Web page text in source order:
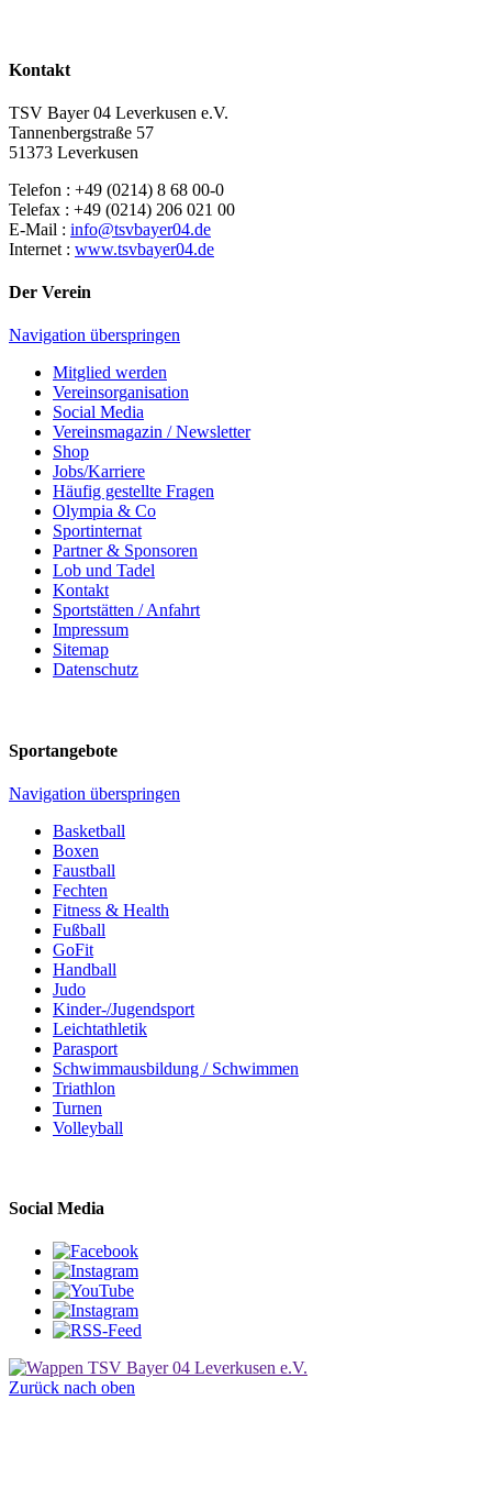
Kontakt
TSV Bayer 04 Leverkusen e.V.
Tannenbergstraße 57
51373 Leverkusen
Telefon : +49 (0214) 8 68 00-0
Telefax : +49 (0214) 206 021 00
E-Mail : info@tsvbayer04.de
Internet : www.tsvbayer04.de
Der Verein
Navigation überspringen
Mitglied werden
Vereinsorganisation
Social Media
Vereinsmagazin / Newsletter
Shop
Jobs/Karriere
Häufig gestellte Fragen
Olympia & Co
Sportinternat
Partner & Sponsoren
Lob und Tadel
Kontakt
Sportstätten / Anfahrt
Impressum
Sitemap
Datenschutz
Sportangebote
Navigation überspringen
Basketball
Boxen
Faustball
Fechten
Fitness & Health
Fußball
GoFit
Handball
Judo
Kinder-/Jugendsport
Leichtathletik
Parasport
Schwimmausbildung / Schwimmen
Triathlon
Turnen
Volleyball
Social Media
Zurück nach oben